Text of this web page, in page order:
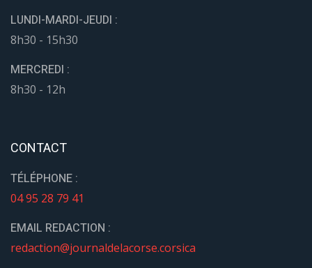
LUNDI-MARDI-JEUDI :
8h30 - 15h30
MERCREDI :
8h30 - 12h
CONTACT
TÉLÉPHONE :
04 95 28 79 41
EMAIL REDACTION :
redaction@journaldelacorse.corsica